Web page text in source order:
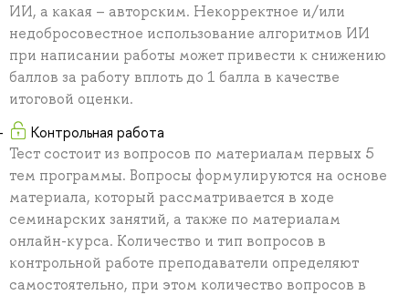
ИИ, а какая – авторским. Некорректное и/или
недобросовестное использование алгоритмов ИИ
при написании работы может привести к снижению
баллов за работу вплоть до 1 балла в качестве
итоговой оценки.
Контрольная работа
Тест состоит из вопросов по материалам первых 5
тем программы. Вопросы формулируются на основе
материала, который рассматривается в ходе
семинарских занятий, а также по материалам
онлайн-курса. Количество и тип вопросов в
контрольной работе преподаватели определяют
самостоятельно, при этом количество вопросов в